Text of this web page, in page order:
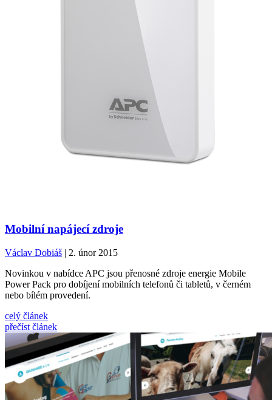
Mobilní napájecí zdroje
Václav Dobiáš | 2. únor 2015
Novinkou v nabídce APC jsou přenosné zdroje energie Mobile
Power Pack pro dobíjení mobilních telefonů či tabletů, v černém
nebo bílém provedení.
celý článek
přečíst článek